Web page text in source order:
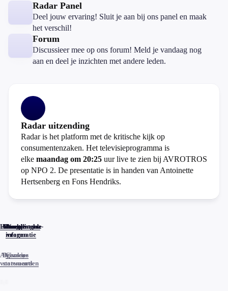
Radar Panel
Deel jouw ervaring! Sluit je aan bij ons panel en maak
het verschil!
Forum
Discussieer mee op ons forum! Meld je vandaag nog
aan en deel je inzichten met andere leden.
Radar uitzending
Radar is het platform met de kritische kijk op
consumentenzaken. Het televisieprogramma is
elke maandag om 20:25 uur live te zien bij AVROTROS
op NPO 2. De presentatie is in handen van Antoinette
Hertsenberg en Fons Hendriks.
Home
Actueel
Uitzendingen
Reacties
Programma-
informatie
Veelgestelde
vragen
Algemene
voorwaarden
Privacy
statements
Cookies